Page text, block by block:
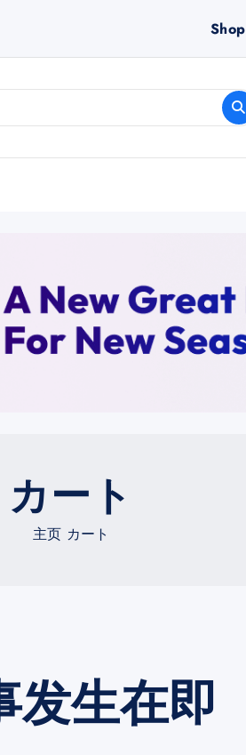
Shop
カート
主页 カート
发生在即